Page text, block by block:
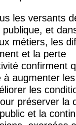
les versants
publique, et
métiers, les
et la perte
confirment
à augmenter
les
préserver la
et la